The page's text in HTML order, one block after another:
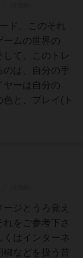
ド。このそれ
ームの世界の
して、このトレ
のは、自分の手
ヤーは自分の
色と、プレイ(ト
ジとうろ覚え
をご参考下さ
くはインターネ
椒などを扱う昔